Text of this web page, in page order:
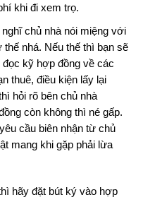
khi đi xem trọ.
chủ nhà nói miệng với
nhá. Nếu thế thì bạn sẽ
đọc kỹ hợp đồng về các
thuê, điều kiện lấy lại
hỏi rõ bên chủ nhà
còn không thì né gấp.
cầu biên nhận từ chủ
mang khi gặp phải lừa
hãy đặt bút ký vào hợp